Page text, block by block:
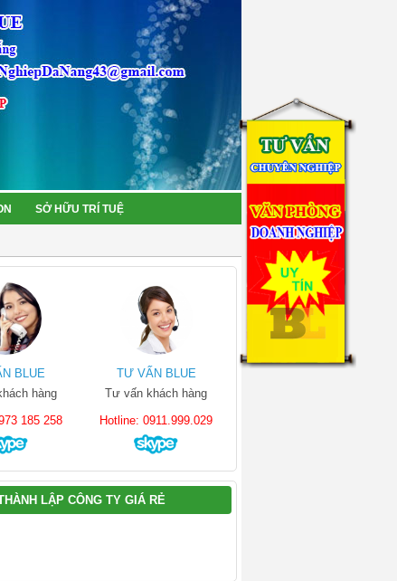
SỞ HỮU TRÍ TUỆ
BLUE
hàng
185 258
TƯ VẤN BLUE
Tư vấn khách hàng
Hotline: 0911.999.029
LẬP CÔNG TY GIÁ RẺ